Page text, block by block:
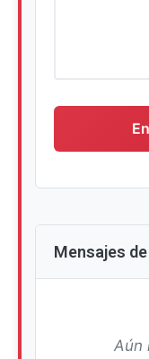
Mensajes
Aún